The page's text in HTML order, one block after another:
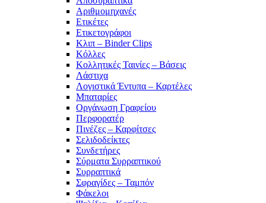
Αριθμομηχανές
Ετικέτες
Ετικετογράφοι
Κλιπ – Binder Clips
Κόλλες
Κολλητικές Ταινίες – Βάσεις
Λάστιχα
Λογιστικά Έντυπα – Καρτέλες
Μπαταρίες
Οργάνωση Γραφείου
Περφορατέρ
Πινέζες – Καρφίτσες
Σελιδοδείκτες
Συνδετήρες
Σύρματα Συρραπτικού
Συρραπτικά
Σφραγίδες – Ταμπόν
Φάκελοι